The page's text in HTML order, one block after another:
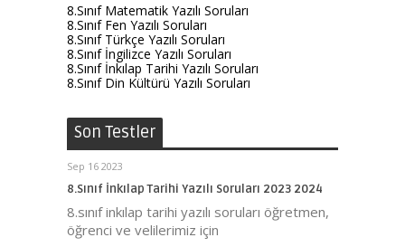
8.Sınıf Matematik Yazılı Soruları
8.Sınıf Fen Yazılı Soruları
8.Sınıf Türkçe Yazılı Soruları
8.Sınıf İngilizce Yazılı Soruları
8.Sınıf İnkılap Tarihi Yazılı Soruları
8.Sınıf Din Kültürü Yazılı Soruları
Son Testler
Sep 16 2023
8.Sınıf İnkılap Tarihi Yazılı Soruları 2023 2024
8.sınıf inkılap tarihi yazılı soruları öğretmen,
öğrenci ve velilerimiz için